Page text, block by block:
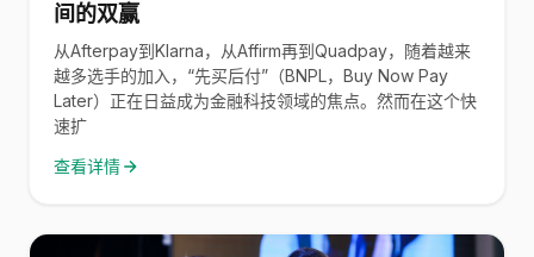
间的双赢
从Afterpay到Klarna，从Affirm再到Quadpay，随着越来
越多选手的加入，“先买后付”（BNPL，Buy Now Pay
Later）正在日益成为金融科技领域的焦点。然而在这个快
速扩
查看详情